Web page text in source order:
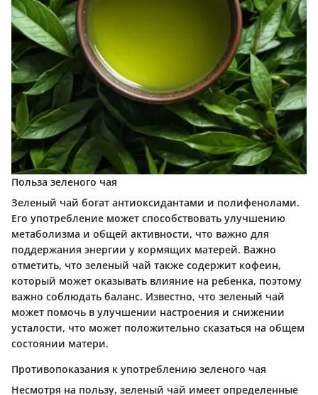
Польза зеленого чая
Зеленый чай богат антиоксидантами и полифенолами.
Его употребление может способствовать улучшению
метаболизма и общей активности, что важно для
поддержания энергии у кормящих матерей. Важно
отметить, что зеленый чай также содержит кофеин,
который может оказывать влияние на ребенка, поэтому
важно соблюдать баланс. Известно, что зеленый чай
может помочь в улучшении настроения и снижении
усталости, что может положительно сказаться на общем
состоянии матери.
Противопоказания к употреблению зеленого чая
Несмотря на пользу, зеленый чай имеет определенные